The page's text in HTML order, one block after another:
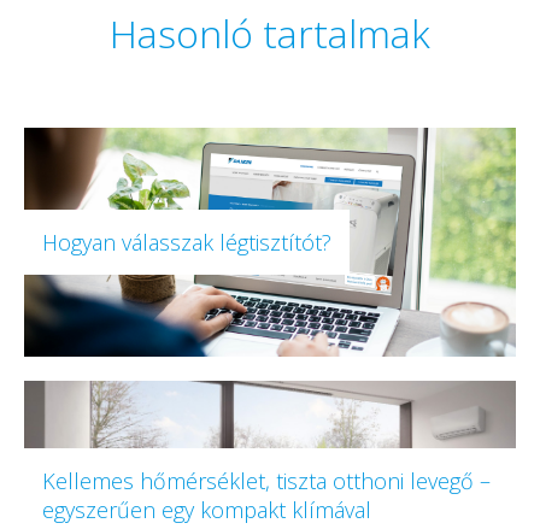
Hasonló tartalmak
Hogyan válasszak légtisztítót?
Kellemes hőmérséklet, tiszta otthoni levegő –
egyszerűen egy kompakt klímával